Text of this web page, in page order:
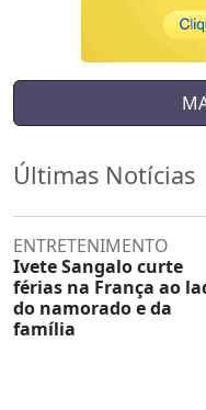
Últimas Notícias
ENTRETENIMENTO
Ivete Sangalo curte
férias na França ao
do namorado e da
família